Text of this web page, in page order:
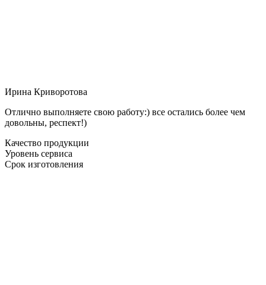
Ирина Криворотова
Отлично выполняете свою работу:) все остались более чем
довольны, респект!)
Качество продукции
Уровень сервиса
Срок изготовления